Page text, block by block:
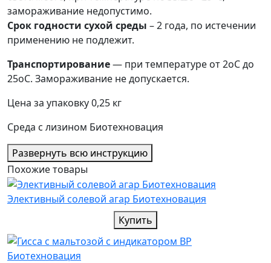
замораживание недопустимо.
Срок годности сухой среды – 2 года, по истечении
применению не подлежит.
Транспортирование— при температуре от 2оС до
25оС. Замораживание не допускается.
Цена за упаковку 0,25 кг
Среда с лизином Биотехновация
Развернуть всю инструкцию
Похожие товары
Элективный солевой агар Биотехновация
Купить